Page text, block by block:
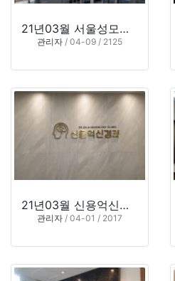
21년03월 서울성모치과의원 (경남 창원시 진해구 장천동)
관리자 / 04-09 / 2125
21년03월 신용억신경과 (울산시 중구 남외동)
관리자 / 04-01 / 2017